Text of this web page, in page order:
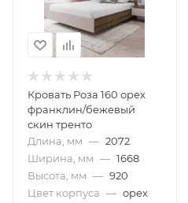
Кровать Роза 160 орех
франклин/бежевый
скин тренто
Длина, мм — 2072
Ширина, мм — 1668
Высота, мм — 920
Цвет корпуса — орех